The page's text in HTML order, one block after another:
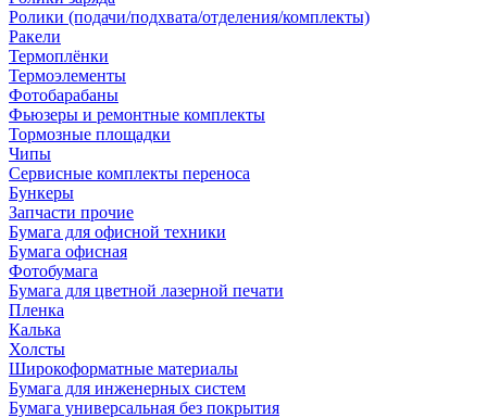
Ролики (подачи/подхвата/отделения/комплекты)
Ракели
Термоплёнки
Термоэлементы
Фотобарабаны
Фьюзеры и ремонтные комплекты
Тормозные площадки
Чипы
Сервисные комплекты переноса
Бункеры
Запчасти прочие
Бумага для офисной техники
Бумага офисная
Фотобумага
Бумага для цветной лазерной печати
Пленка
Калька
Холсты
Широкоформатные материалы
Бумага для инженерных систем
Бумага универсальная без покрытия